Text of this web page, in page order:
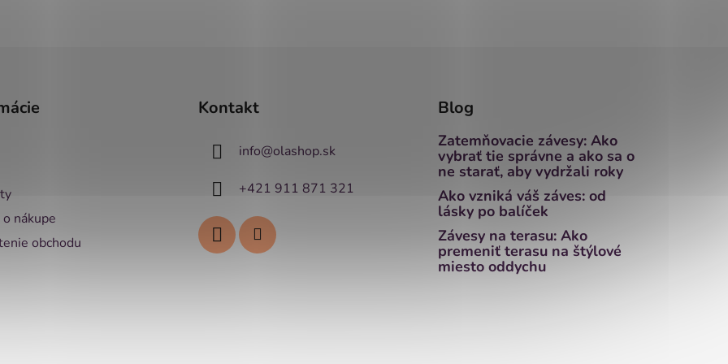
nákupe
obchodu
Kontakt
info@olashop.sk
+421 911 871 321
Blog
Zatemňovacie závesy: Ako
vybrať tie správne a ako sa o
ne starať, aby vydržali roky
Ako vzniká váš záves: od
lásky po balíček
Závesy na terasu: Ako
premeniť terasu na štýlové
miesto oddychu